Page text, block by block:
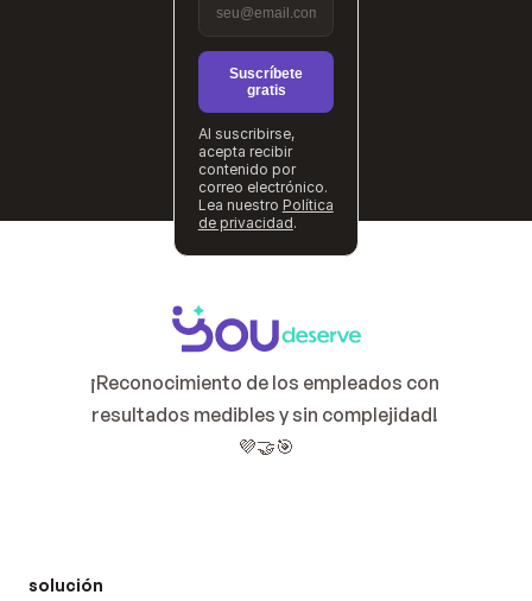
Suscríbete
gratis
Al suscribirse,
acepta recibir
contenido por
correo electrónico.
Lea nuestro Política
de privacidad.
¡Reconocimiento de los empleados con
resultados medibles y sin complejidad!
💜🤝🎯
solución